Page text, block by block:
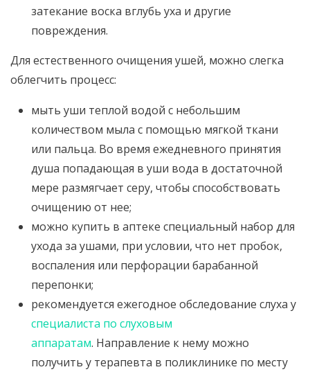
затекание воска вглубь уха и другие
повреждения.
Для естественного очищения ушей, можно слегка
облегчить процесс:
мыть уши теплой водой с небольшим
количеством мыла с помощью мягкой ткани
или пальца. Во время ежедневного принятия
душа попадающая в уши вода в достаточной
мере размягчает серу, чтобы способствовать
очищению от нее;
можно купить в аптеке специальный набор для
ухода за ушами, при условии, что нет пробок,
воспаления или перфорации барабанной
перепонки;
рекомендуется ежегодное обследование слуха у
специалиста по слуховым
аппаратам. Направление к нему можно
получить у терапевта в поликлинике по месту